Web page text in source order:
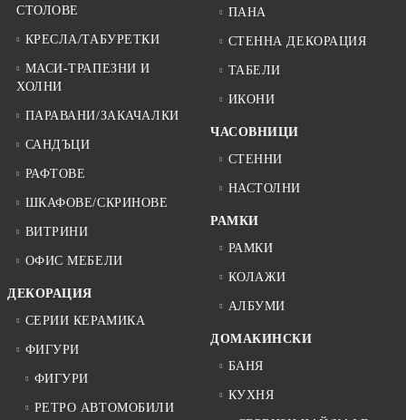
СТОЛОВЕ
КРЕСЛА/ТАБУРЕТКИ
МАСИ-ТРАПЕЗНИ И
ХОЛНИ
ПАРАВАНИ/ЗАКАЧАЛКИ
САНДЪЦИ
РАФТОВЕ
ШКАФОВЕ/СКРИНОВЕ
ВИТРИНИ
ОФИС МЕБЕЛИ
ДЕКОРАЦИЯ
СЕРИИ КЕРАМИКА
ФИГУРИ
ФИГУРИ
РЕТРО АВТОМОБИЛИ
ПАНА
СТЕННА ДЕКОРАЦИЯ
ТАБЕЛИ
ИКОНИ
ЧАСОВНИЦИ
СТЕННИ
НАСТОЛНИ
РАМКИ
РАМКИ
КОЛАЖИ
АЛБУМИ
ДОМАКИНСКИ
БАНЯ
КУХНЯ